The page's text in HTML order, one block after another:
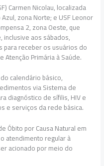
Carmen Nicolau, localizada
zona Norte; e USF Leonor
2, zona Oeste, que
inclusive aos sábados,
receber os usuários do
Primária à Saúde.
calendário básico,
via Sistema de
diagnóstico de sífilis, HIV e
e serviços da rede básica.
Óbito por Causa Natural em
atendimento regular à
acionado por meio do